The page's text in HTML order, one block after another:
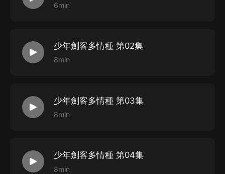
6min
少年劍客多情種 第02集
8min
少年劍客多情種 第03集
8min
少年劍客多情種 第04集
8min